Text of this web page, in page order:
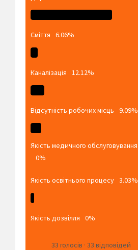
Сміття 6.06%
Каналізація 12.12%
Відсутність робочих місць 9.09%
Якість медичного обслуговування
0%
Якість освітнього процесу 3.03%
Якість дозвілля 0%
33 голосів ·33 відповідей